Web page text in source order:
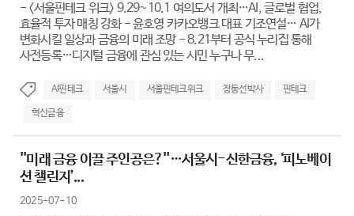
- <서울핀테크 위크> 9.29~10.1 여의도서 개최…AI, 글로벌 협업,
효율적 투자 매칭 강화 - 윤호영 카카오뱅크 대표 기조연설… AI가
변화시킬 일상과 금융의 미래 조망 - 8.21부터 공식 누리집 통해
사전등록…디지털 금융에 관심 있는 시민 누구나 무...
AI핀테크 서울시 서울핀테크위크 장동선박사 핀테크
혁신금융
''미래 금융 이끌 주인공은?''…서울시-신한금융, ‘피노베이
션 챌린지’...
2025-07-10